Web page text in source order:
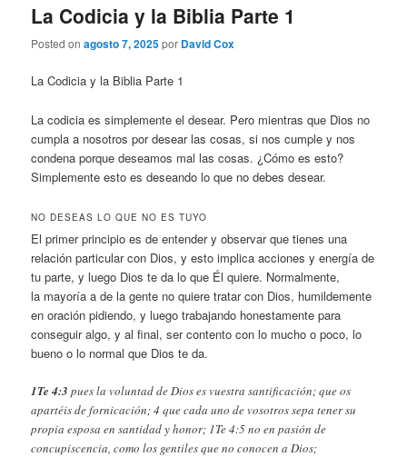
La Codicia y la Biblia Parte 1
Posted onagosto 7, 2025por David Cox
La Codicia y la Biblia Parte 1
La codicia es simplemente el desear. Pero mientras que Dios no
cumpla a nosotros por desear las cosas, si nos cumple y nos
condena porque deseamos mal las cosas. ¿Cómo es esto?
Simplemente esto es deseando lo que no debes desear.
NO DESEAS LO QUE NO ES TUYO
El primer principio es de entender y observar que tienes una
relación particular con Dios, y esto implica acciones y energía de
tu parte, y luego Dios te da lo que Él quiere. Normalmente,
la mayoría a de la gente no quiere tratar con Dios, humildemente
en oración pidiendo, y luego trabajando honestamente para
conseguir algo, y al final, ser contento con lo mucho o poco, lo
bueno o lo normal que Dios te da.
1Te 4:3 ​pues la voluntad de Dios es vuestra santificación; que os
apartéis de fornicación; 4 que cada uno de vosotros sepa tener su
propia esposa en santidad y honor; 1Te 4:5 no en pasión de
concupiscencia, como los gentiles que no conocen a Dios;